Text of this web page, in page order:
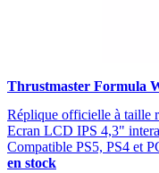
Thrustmaster Formula
Réplique officielle à taille
Ecran LCD IPS 4,3"
Compatible PS5, PS4 et
en stock